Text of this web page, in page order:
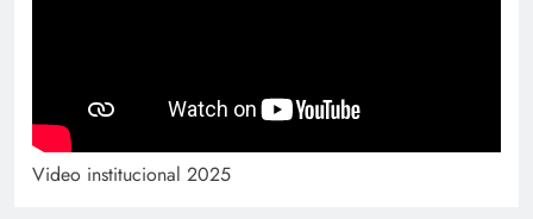
Video institucional 2025